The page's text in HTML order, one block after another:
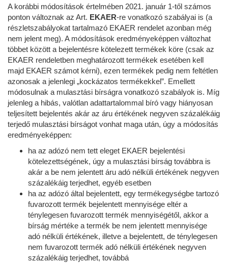
A korábbi módosítások értelmében 2021. január 1-től számos
ponton változnak az Art. EKAER-re vonatkozó szabályai is (a
részletszabályokat tartalmazó EKAER rendelet azonban még
nem jelent meg). A módosítások eredményeképpen változhat
többet között a bejelentésre kötelezett termékek köre (csak az
EKAER rendeletben meghatározott termékek esetében kell
majd EKAER számot kérni), ezen termékek pedig nem feltétlen
azonosak a jelenlegi „kockázatos termékekkel”. Emellett
módosulnak a mulasztási bírságra vonatkozó szabályok is. Míg
jelenleg a hibás, valótlan adattartalommal bíró vagy hiányosan
teljesített bejelentés akár az áru értékének negyven százalékáig
terjedő mulasztási bírságot vonhat maga után, úgy a módosítás
eredményeképpen:
ha az adózó nem tett eleget EKAER bejelentési
kötelezettségének, úgy a mulasztási bírság továbbra is
akár a be nem jelentett áru adó nélküli értékének negyven
százalékáig terjedhet, egyéb esetben
ha az adózó által bejelentett, egy termékegységbe tartozó
fuvarozott termék bejelentett mennyisége eltér a
ténylegesen fuvarozott termék mennyiségétől, akkor a
bírság mértéke a termék be nem jelentett mennyisége
adó nélküli értékének, illetve a bejelentett, de ténylegesen
nem fuvarozott termék adó nélküli értékének negyven
százalékáig terjedhet, továbbá